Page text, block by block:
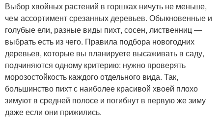
Выбор хвойных растений в горшках ничуть не меньше,
чем ассортимент срезанных деревьев. Обыкновенные и
голубые ели, разные виды пихт, сосен, лиственниц —
выбрать есть из чего. Правила подбора новогодних
деревьев, которые вы планируете высаживать в саду,
подчиняются одному критерию: нужно проверять
морозостойкость каждого отдельного вида. Так,
большинство пихт с наиболее красивой хвоей плохо
зимуют в средней полосе и погибнут в первую же зиму
даже если они прижились.